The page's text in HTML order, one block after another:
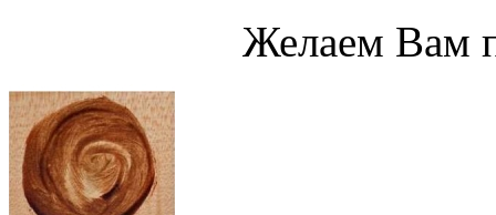
Желаем Вам